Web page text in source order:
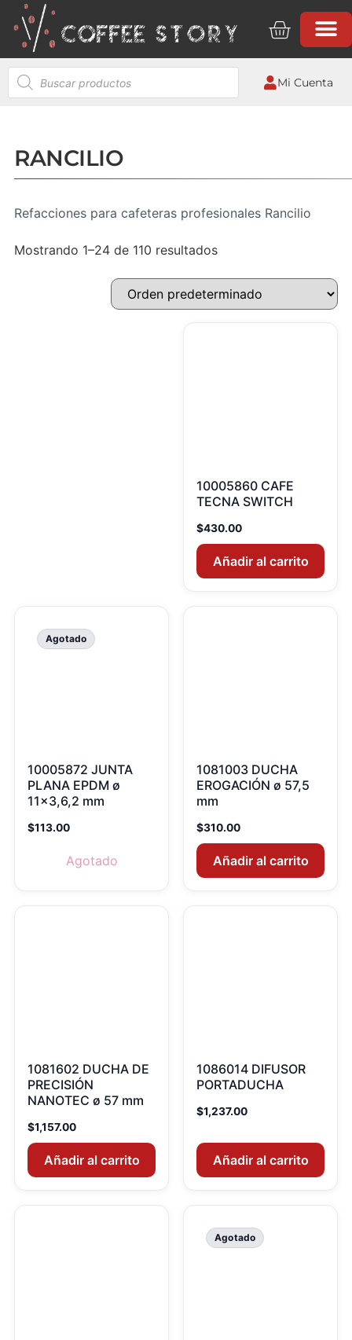
Mi Cuenta
RANCILIO
Refacciones para cafeteras profesionales Rancilio
Mostrando 1–24 de 110 resultados
10005860 CAFE
TECNA SWITCH
$430.00
Añadir al carrito
Agotado
10005872 JUNTA
PLANA EPDM ø
11×3,6,2 mm
$113.00
Agotado
1081003 DUCHA
EROGACIÓN ø 57,5
mm
$310.00
Añadir al carrito
1081602 DUCHA DE
PRECISIÓN
NANOTEC ø 57 mm
$1,157.00
Añadir al carrito
1086014 DIFUSOR
PORTADUCHA
$1,237.00
Añadir al carrito
Agotado